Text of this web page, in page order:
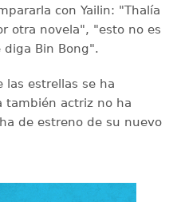
con Yailin: "Thalía
otra novela", "esto no es
Bin Bong".
las estrellas se ha
también actriz no ha
de estreno de su nuevo